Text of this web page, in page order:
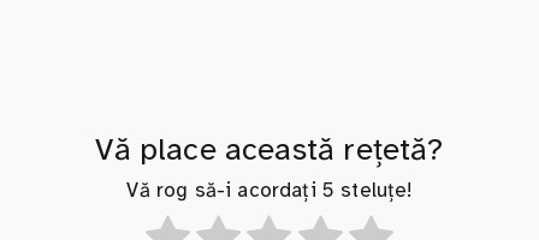
Vă place această rețetă?
Vă rog să-i acordați 5 steluțe!